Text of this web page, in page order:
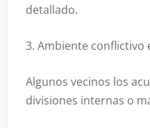
detallado.
3. Ambiente conflictivo
Algunos vecinos los
divisiones internas o